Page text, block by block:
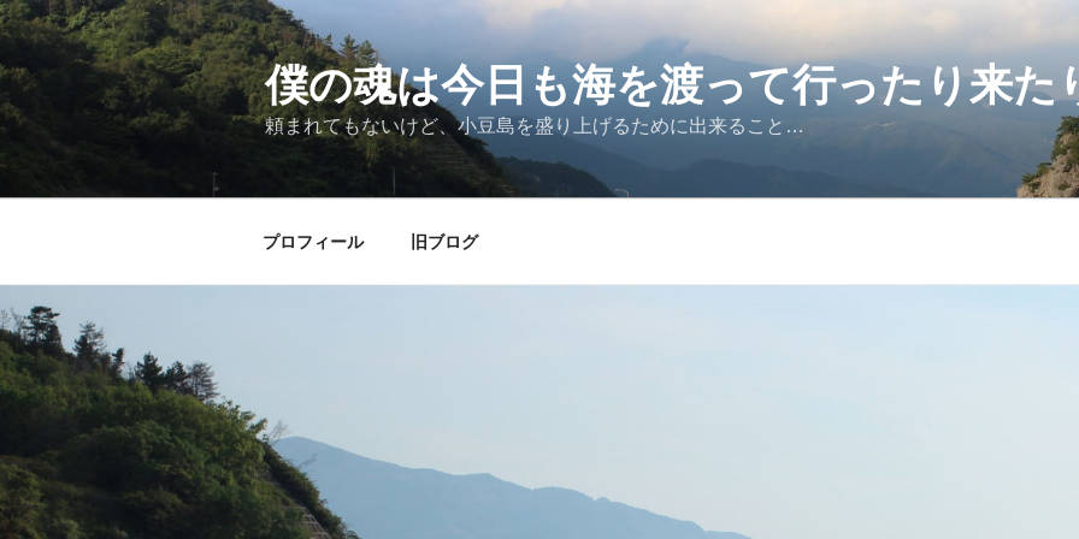
僕の魂は今日も海を渡って行ったり来た
頼まれてもないけど、小豆島を盛り上げるために出来ること…
プロフィール 旧ブログ